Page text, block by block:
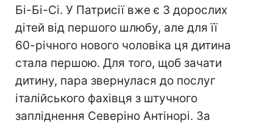
Бі-Бі-Сі. У Патрисії вже є 3 дорослих
дітей від першого шлюбу, але для її
60-річного нового чоловіка ця дитина
стала першою. Для того, щоб зачати
дитину, пара звернулася до послуг
італійського фахівця з штучного
запліднення Северіно Антінорі. За